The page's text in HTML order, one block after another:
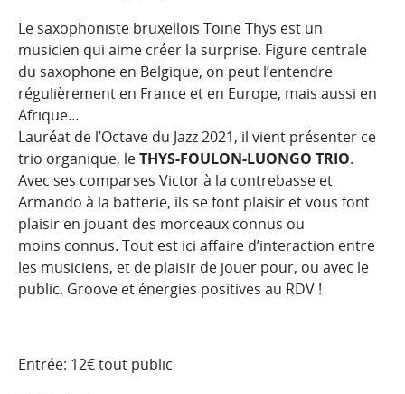
Le saxophoniste bruxellois Toine Thys est un
musicien qui aime créer la surprise. Figure centrale
du saxophone en Belgique, on peut l’entendre
régulièrement en France et en Europe, mais aussi en
Afrique…
Lauréat de l’Octave du Jazz 2021, il vient présenter ce
trio organique, leTHYS-FOULON-LUONGO TRIO.
Avec ses comparses Victor à la contrebasse et
Armando à la batterie, ils se font plaisir et vous font
plaisir en jouant des morceaux connus ou
moins connus. Tout est ici affaire d’interaction entre
les musiciens, et de plaisir de jouer pour, ou avec le
public. Groove et énergies positives au RDV !
Entrée: 12€ tout public